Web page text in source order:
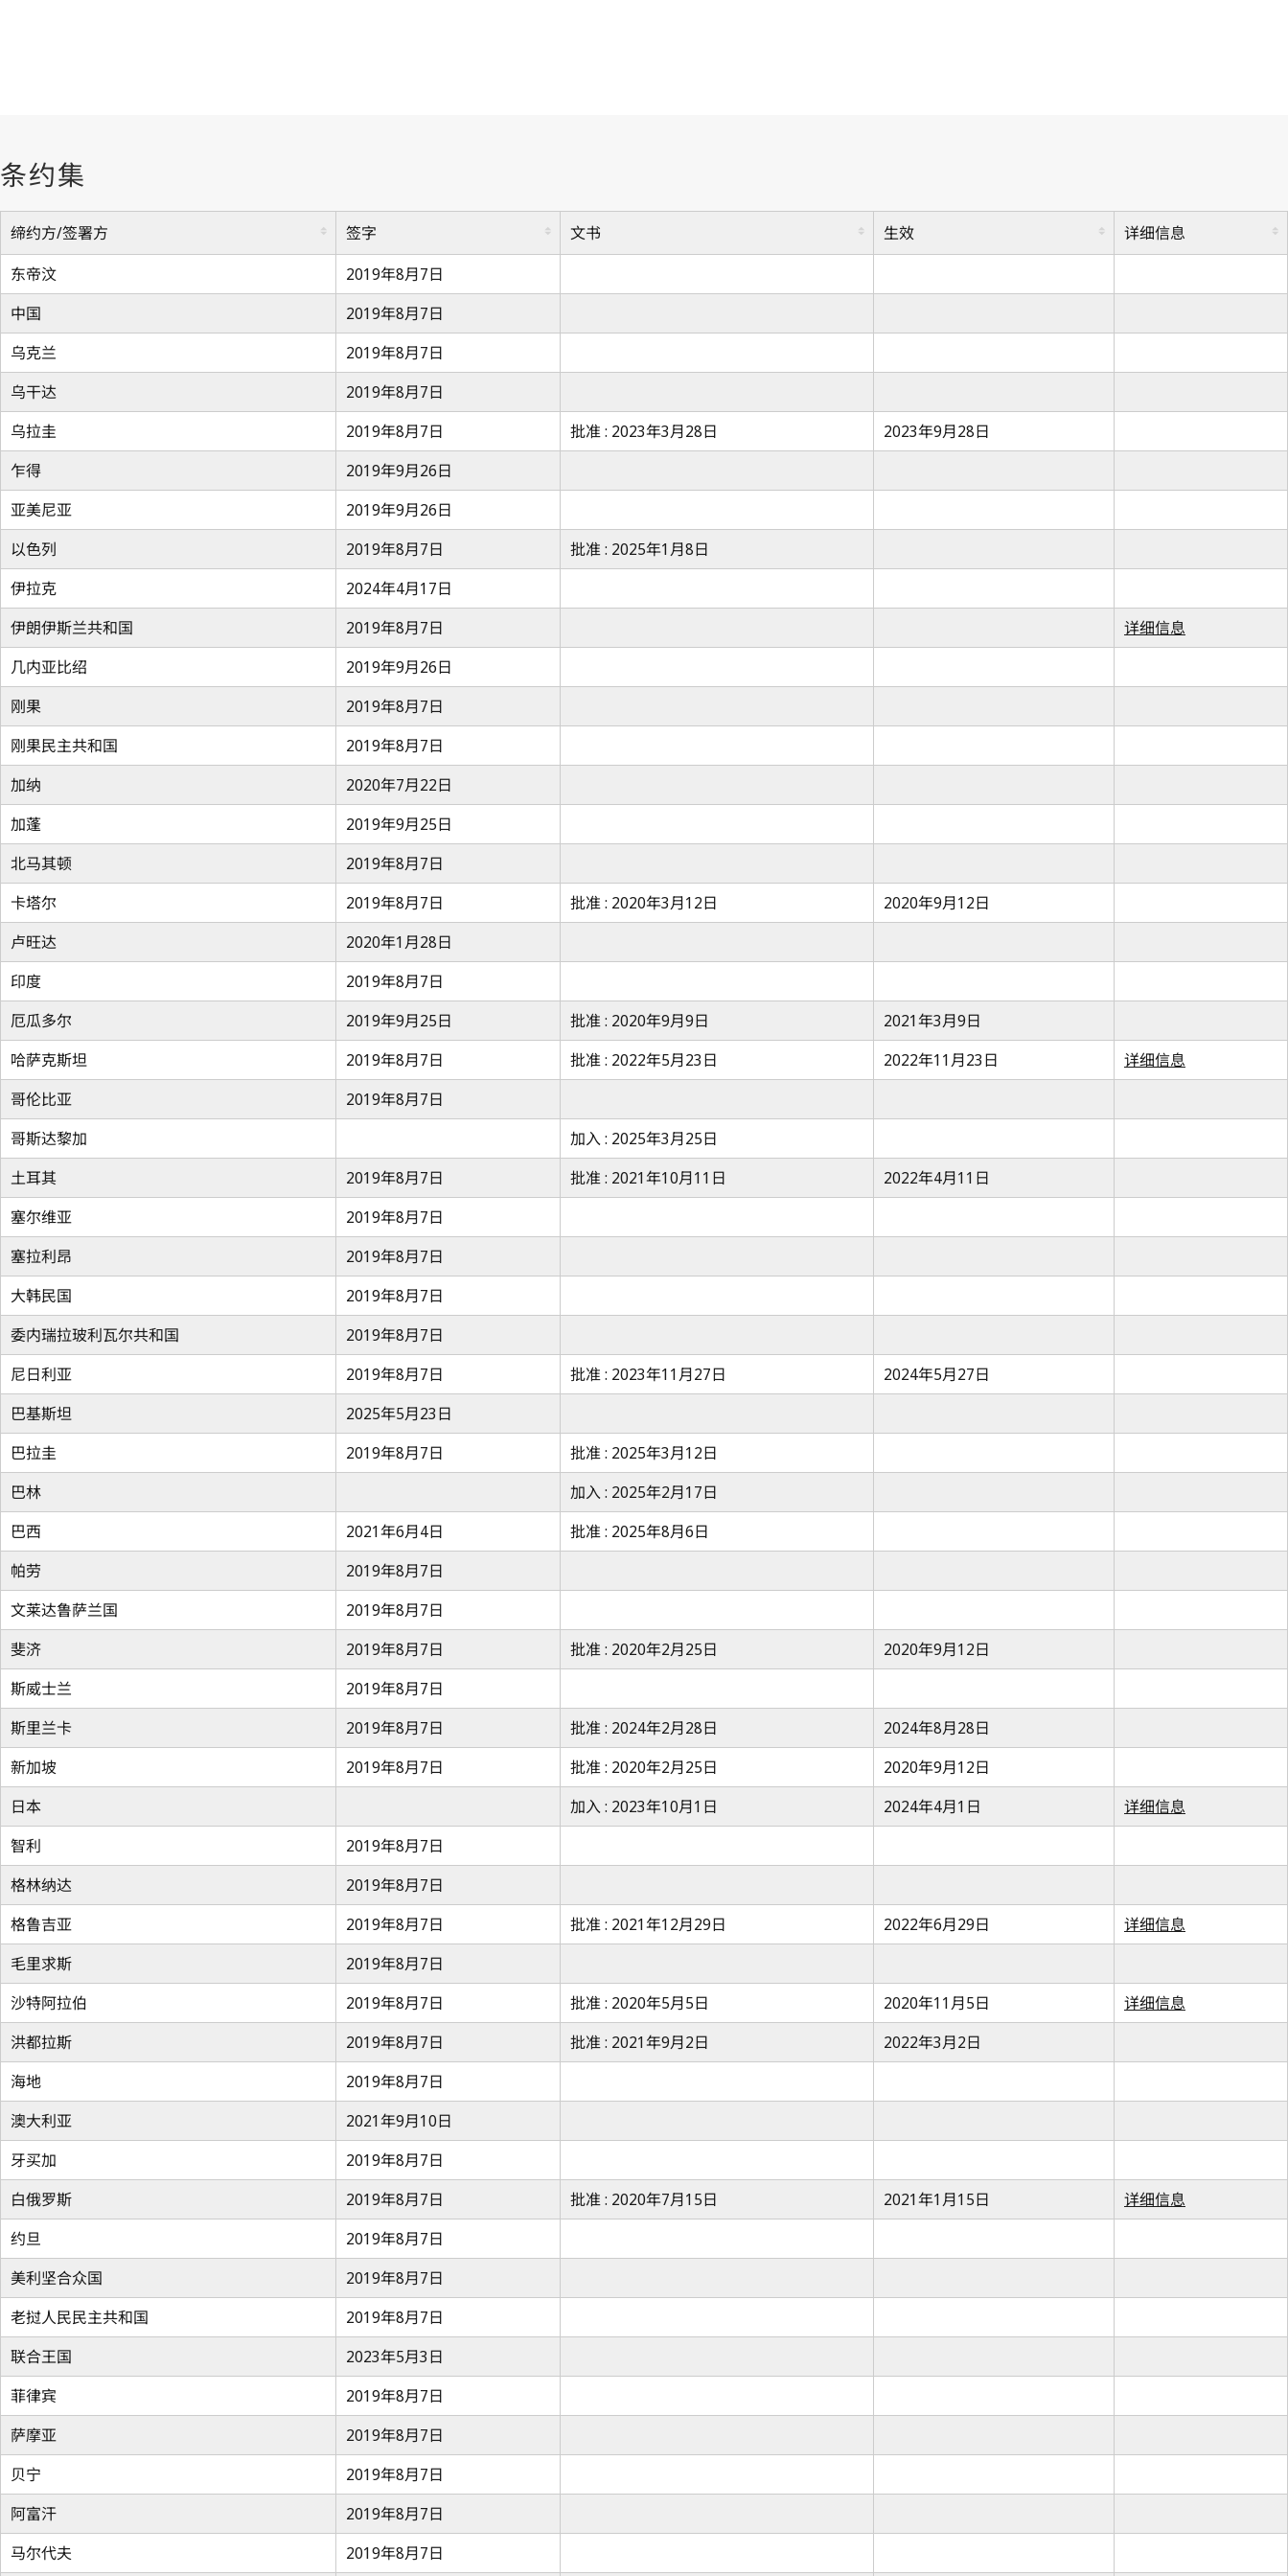
缔约方/签署方 签字 文书 生效
详细信息
东帝汶
2019年8月7日
中国
2019年8月7日
乌克兰
2019年8月7日
乌干达
2019年8月7日
乌拉圭
2019年8月7日 批准 : 2023年3月28日
2023年9月28日
乍得
2019年9月26日
亚美尼亚
2019年9月26日
以色列
2019年8月7日
批准 : 2025年1月8日
伊拉克
2024年4月17日
伊朗伊斯兰共和国
2019年8月7日
详细信息
几内亚比绍
2019年9月26日
刚果
2019年8月7日
刚果民主共和国
2019年8月7日
加纳
2020年7月22日
加蓬
2019年9月25日
北马其顿
2019年8月7日
卡塔尔
2019年8月7日 批准 : 2020年3月12日
2020年9月12日
卢旺达
2020年1月28日
印度
2019年8月7日
厄瓜多尔
2019年9月25日 批准 : 2020年9月9日
2021年3月9日
哈萨克斯坦
2019年8月7日 批准 : 2022年5月23日 2022年11月23日
详细信息
哥伦比亚
2019年8月7日
哥斯达黎加
加入 : 2025年3月25日
土耳其
2019年8月7日 批准 : 2021年10月11日
2022年4月11日
塞尔维亚
2019年8月7日
塞拉利昂
2019年8月7日
大韩民国
2019年8月7日
委内瑞拉玻利瓦尔共和国
2019年8月7日
尼日利亚
2019年8月7日 批准 : 2023年11月27日
2024年5月27日
巴基斯坦
2025年5月23日
巴拉圭
2019年8月7日
批准 : 2025年3月12日
巴林
加入 : 2025年2月17日
巴西
2021年6月4日
批准 : 2025年8月6日
帕劳
2019年8月7日
文莱达鲁萨兰国
2019年8月7日
斐济
2019年8月7日 批准 : 2020年2月25日
2020年9月12日
斯威士兰
2019年8月7日
斯里兰卡
2019年8月7日 批准 : 2024年2月28日
2024年8月28日
新加坡
2019年8月7日 批准 : 2020年2月25日
2020年9月12日
日本
加入 : 2023年10月1日 2024年4月1日
详细信息
智利
2019年8月7日
格林纳达
2019年8月7日
格鲁吉亚
2019年8月7日 批准 : 2021年12月29日 2022年6月29日
详细信息
毛里求斯
2019年8月7日
沙特阿拉伯
2019年8月7日 批准 : 2020年5月5日 2020年11月5日
详细信息
洪都拉斯
2019年8月7日 批准 : 2021年9月2日
2022年3月2日
海地
2019年8月7日
澳大利亚
2021年9月10日
牙买加
2019年8月7日
白俄罗斯
2019年8月7日 批准 : 2020年7月15日 2021年1月15日
详细信息
约旦
2019年8月7日
美利坚合众国
2019年8月7日
老挝人民民主共和国
2019年8月7日
联合王国
2023年5月3日
菲律宾
2019年8月7日
萨摩亚
2019年8月7日
贝宁
2019年8月7日
阿富汗
2019年8月7日
马尔代夫
2019年8月7日